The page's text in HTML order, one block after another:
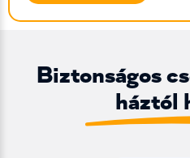
Biztonságos
háztól